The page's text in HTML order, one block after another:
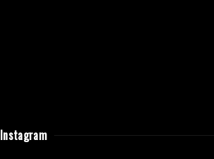
Instagram